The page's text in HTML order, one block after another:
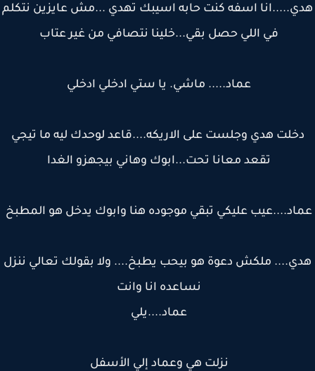
اسفه كنت حابه اسيبك تهدي ...مش عايزين نتكلم
في اللي حصل بقي...خلينا نتصافي من غير عتاب
عماد..... ماشي. يا ستي ادخلي ادخلي
هدي وجلست على الاريكه....قاعد لوحدك ليه ما تيجي
تقعد معانا تحت...ابوك وهاني بيجهزو الغدا
عليكي تبقي موجوده هنا وابوك يدخل هو المطبخ
ملكش دعوة هو بيحب يطبخ.... ولا بقولك تعالي ننزل
نساعده انا وانت
عماد....يلي
نزلت هي وعماد إلي الأسفل